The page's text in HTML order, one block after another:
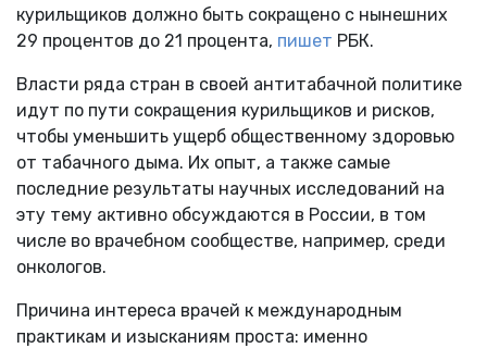
курильщиков должно быть сокращено с нынешних
29 процентов до 21 процента, пишет РБК.
Власти ряда стран в своей антитабачной политике
идут по пути сокращения курильщиков и рисков,
чтобы уменьшить ущерб общественному здоровью
от табачного дыма. Их опыт, а также самые
последние результаты научных исследований на
эту тему активно обсуждаются в России, в том
числе во врачебном сообществе, например, среди
онкологов.
Причина интереса врачей к международным
практикам и изысканиям проста: именно